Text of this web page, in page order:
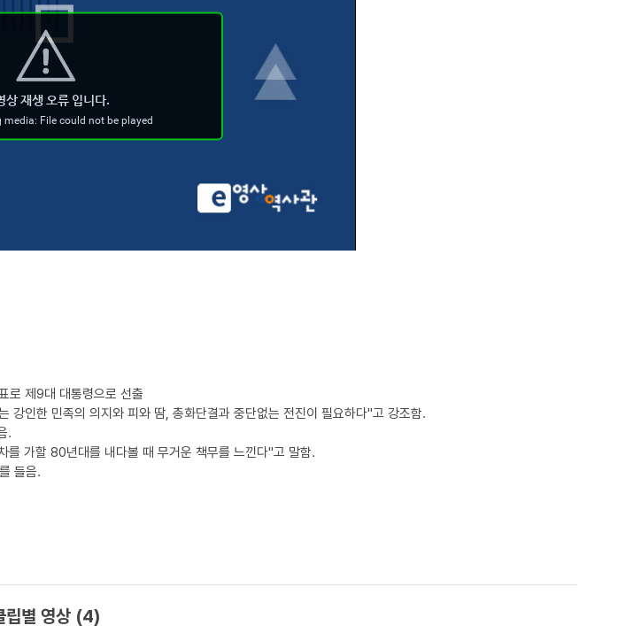
로 제9대 대통령으로 선출
인한 민족의 의지와 피와 땀, 총화단결과 중단없는 전진이 필요하다"고 강조함.
.
를 가할 80년대를 내다볼 때 무거운 책무를 느낀다"고 말함.
들음.
립별 영상 (4)